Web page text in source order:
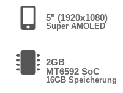
5" (1920x1080)
Super AMOLED
2GB
MT6592 SoC
16GB Speicherung